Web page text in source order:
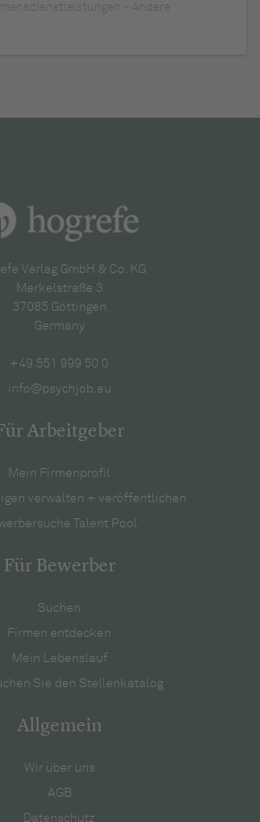
- Andere
Verlag GmbH & Co. KG
Merkelstraße 3
37085 Göttingen
Germany
+49 551 999 50 0
info@psychjob.eu
Arbeitgeber
Mein Firmenprofil
verwalten + veröffentlichen
Talent Pool
Für Bewerber
Suchen
Firmen entdecken
Mein Lebenslauf
Sie den Stellenkatalog
Allgemein
Wir über uns
AGB
Datenschutz